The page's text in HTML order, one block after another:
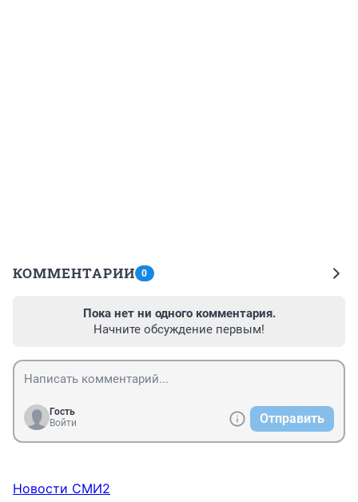
КОММЕНТАРИИ 0
Пока нет ни одного комментария.
Начните обсуждение первым!
Гость
Войти
Отправить
Новости СМИ2